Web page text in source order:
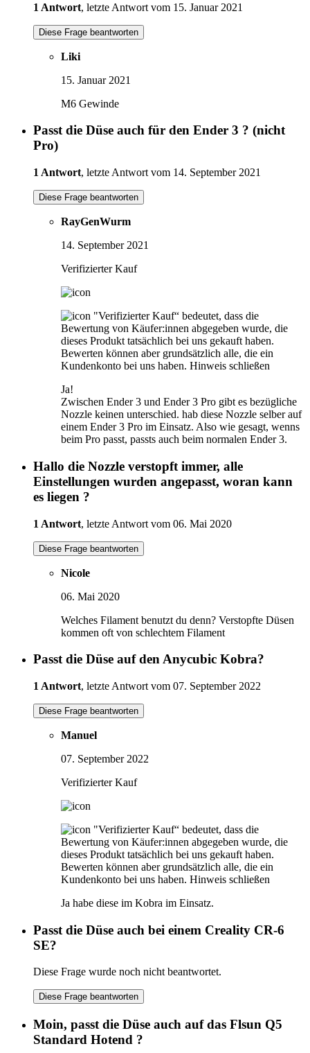
1 Antwort, letzte Antwort vom 15. Januar 2021
Diese Frage beantworten
Liki
15. Januar 2021
M6 Gewinde
Passt die Düse auch für den Ender 3 ? (nicht
Pro)
1 Antwort, letzte Antwort vom 14. September 2021
Diese Frage beantworten
RayGenWurm
14. September 2021
Verifizierter Kauf
"Verifizierter Kauf“ bedeutet, dass die
Bewertung von Käufer:innen abgegeben wurde, die
dieses Produkt tatsächlich bei uns gekauft haben.
Bewerten können aber grundsätzlich alle, die ein
Kundenkonto bei uns haben. Hinweis schließen
Ja!
Zwischen Ender 3 und Ender 3 Pro gibt es bezügliche
Nozzle keinen unterschied. hab diese Nozzle selber auf
einem Ender 3 Pro im Einsatz. Also wie gesagt, wenns
beim Pro passt, passts auch beim normalen Ender 3.
Hallo die Nozzle verstopft immer, alle
Einstellungen wurden angepasst, woran kann
es liegen ?
1 Antwort, letzte Antwort vom 06. Mai 2020
Diese Frage beantworten
Nicole
06. Mai 2020
Welches Filament benutzt du denn? Verstopfte Düsen
kommen oft von schlechtem Filament
Passt die Düse auf den Anycubic Kobra?
1 Antwort, letzte Antwort vom 07. September 2022
Diese Frage beantworten
Manuel
07. September 2022
Verifizierter Kauf
"Verifizierter Kauf“ bedeutet, dass die
Bewertung von Käufer:innen abgegeben wurde, die
dieses Produkt tatsächlich bei uns gekauft haben.
Bewerten können aber grundsätzlich alle, die ein
Kundenkonto bei uns haben. Hinweis schließen
Ja habe diese im Kobra im Einsatz.
Passt die Düse auch bei einem Creality CR-6
SE?
Diese Frage wurde noch nicht beantwortet.
Diese Frage beantworten
Moin, passt die Düse auch auf das Flsun Q5
Standard Hotend ?